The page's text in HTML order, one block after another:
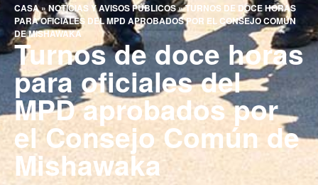
CASA»NOTICIAS Y AVISOS PÚBLICOS»TURNOS DE DOCE HORAS
PARA OFICIALES DEL MPD APROBADOS POR EL CONSEJO COMÚN
DE MISHAWAKA
Turnos de doce horas
para oficiales del
MPD aprobados por
el Consejo Común de
Mishawaka